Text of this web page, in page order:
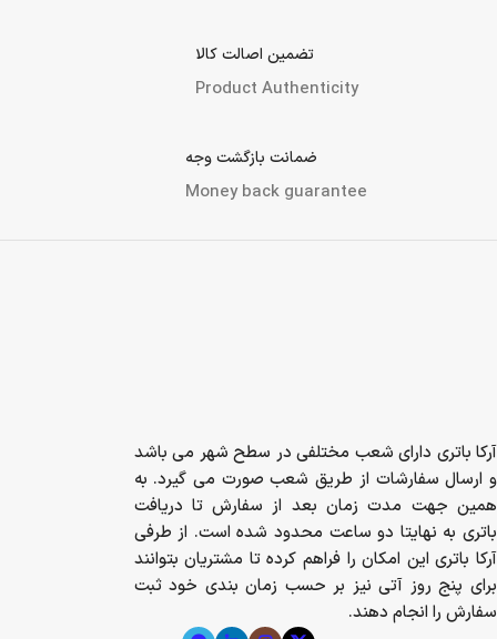
تضمین اصالت کالا
Product Authenticity
ضمانت بازگشت وجه
Money back guarantee
آرکا باتری دارای شعب مختلفی در سطح شهر می باشد
و ارسال سفارشات از طریق شعب صورت می گیرد. به
همین جهت مدت زمان بعد از سفارش تا دریافت
باتری به نهایتا دو ساعت محدود شده است. از طرفی
آرکا باتری این امکان را فراهم کرده تا مشتریان بتوانند
برای پنج روز آتی نیز بر حسب زمان بندی خود ثبت
سفارش را انجام دهند.